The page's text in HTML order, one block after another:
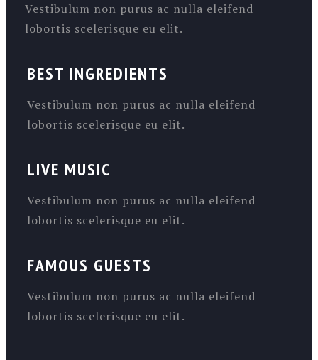
Vestibulum non purus ac nulla eleifend
lobortis scelerisque eu elit.
BEST INGREDIENTS
Vestibulum non purus ac nulla eleifend
lobortis scelerisque eu elit.
LIVE MUSIC
Vestibulum non purus ac nulla eleifend
lobortis scelerisque eu elit.
FAMOUS GUESTS
Vestibulum non purus ac nulla eleifend
lobortis scelerisque eu elit.